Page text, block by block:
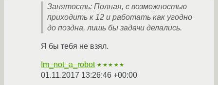
Занятость: Полная, с возможностью
приходить к 12 и работать как угодно
до поздна, лишь бы задачи делались.
Я бы тебя не взял.
Im_not_a_robot ★★★★★
01.11.2017 13:26:46 +00:00